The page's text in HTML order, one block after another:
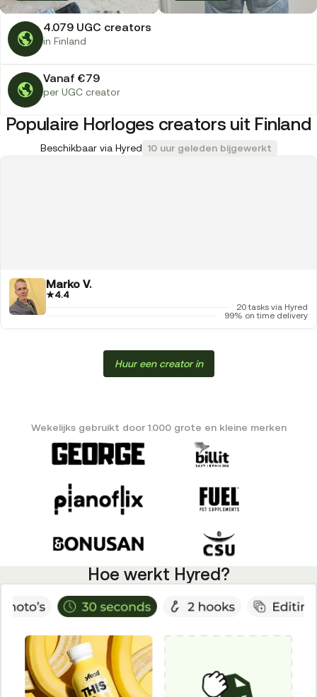
4.079 UGC creators
in Finland
Vanaf €79
per UGC creator
Populaire Horloges creators uit Finland
Beschikbaar via Hyred 10 uur geleden bijgewerkt
Marko V.
★4.4
20 tasks via Hyred
99% on time delivery
Huur een creator in
Wekelijks gebruikt door 1.000 grote en kleine merken
Hoe werkt Hyred?